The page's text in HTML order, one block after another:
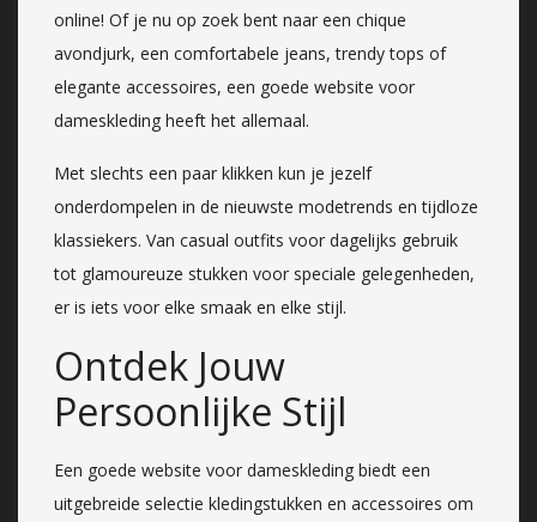
online! Of je nu op zoek bent naar een chique
avondjurk, een comfortabele jeans, trendy tops of
elegante accessoires, een goede website voor
dameskleding heeft het allemaal.
Met slechts een paar klikken kun je jezelf
onderdompelen in de nieuwste modetrends en tijdloze
klassiekers. Van casual outfits voor dagelijks gebruik
tot glamoureuze stukken voor speciale gelegenheden,
er is iets voor elke smaak en elke stijl.
Ontdek Jouw
Persoonlijke Stijl
Een goede website voor dameskleding biedt een
uitgebreide selectie kledingstukken en accessoires om